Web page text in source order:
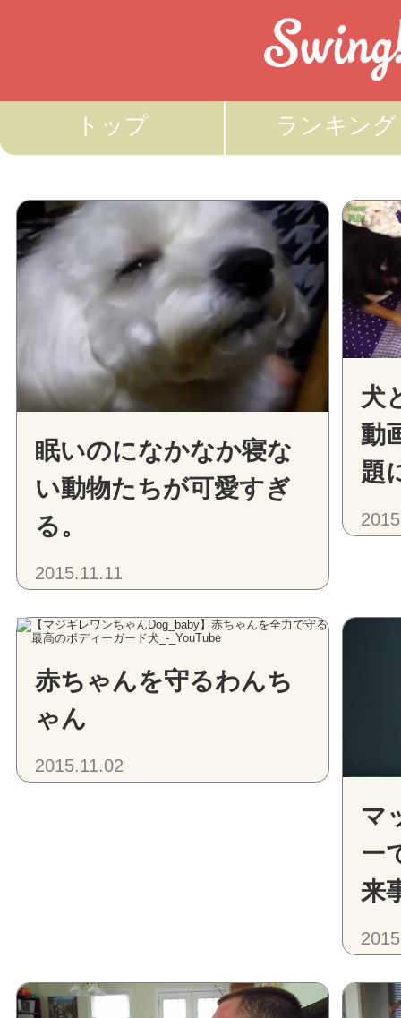
トップ ランキング
眠いのになかなか寝な
い動物たちが可愛すぎ
る。
2015.11.11
犬
動
題
赤ちゃんを守るわんち
ゃん
2015.11.02
マ
ー
来